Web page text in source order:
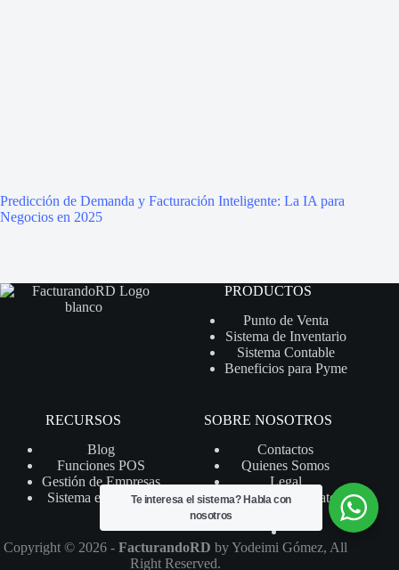
Predicción de Demanda y Facturación Inteligente: La IA para
Negocios en 2025
PRODUCTOS
Punto de Venta
Sistema de Inventario
Sistema Contable
Beneficios para Pyme
RECURSOS
Blog
Funciones POS
Gestión de Empresas
Sistema en la Nube
SOBRE NOSOTROS
Contactos
Quienes Somos
Legal
Protección de Datos
Copyright © 2026 -FacturandoRD byYodeimi Gómez, All
Right Reserved.
Te interesa el sistema? Habla con
nosotros